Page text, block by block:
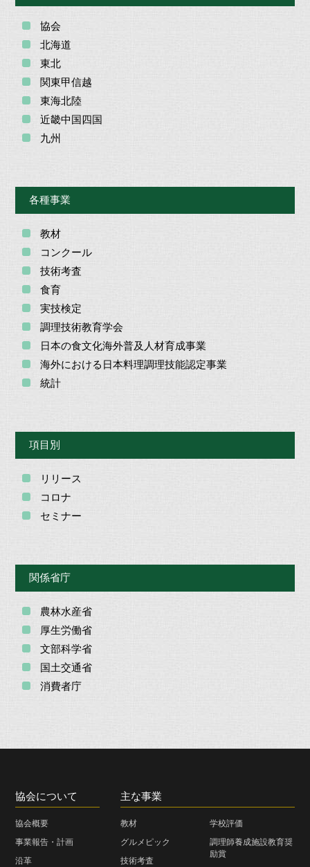
協会
北海道
東北
関東甲信越
東海北陸
近畿中国四国
九州
各種事業
教材
コンクール
技術考査
食育
実技検定
調理技術教育学会
日本の食文化海外普及人材育成事業
海外における日本料理調理技能認定事業
統計
項目別
リリース
コロナ
セミナー
関係省庁
農林水産省
厚生労働省
文部科学省
国土交通省
消費者庁
協会について
協会概要
事業報告・計画
沿革
主な事業
教材
グルメピック
技術考査
学校評価
調理師養成施設教育奨
励賞